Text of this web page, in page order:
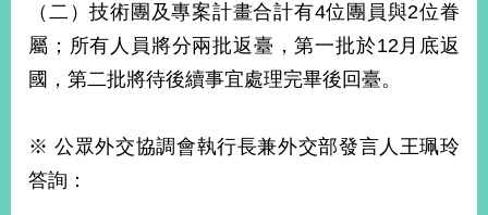
（二）技術團及專案計畫合計有4位團員與2位眷
屬；所有人員將分兩批返臺，第一批於12月底返
國，第二批將待後續事宜處理完畢後回臺。
※ 公眾外交協調會執行長兼外交部發言人王珮玲
答詢：